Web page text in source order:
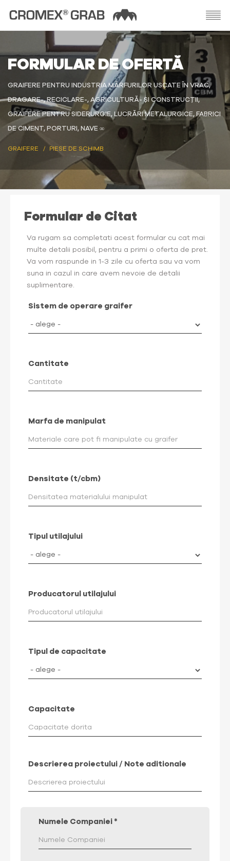
FORMULAR DE OFERTĂ
GRAIFERE PENTRU INDUSTRIA MĂRFURILOR USCATE ÎN VRAC,
DRAGARE-, RECICLARE-, AGRICULTURĂ- ȘI CONSTRUCȚII,
GRAIFERE PENTRU SIDERURGIE, LUCRĂRI METALURGICE, FABRICI
DE CIMENT, PORTURI, NAVE ∞
GRAIFERE PIESE DE SCHIMB
Formular de Citat
Va rugam sa completati acest formular cu cat mai
multe detalii posibil, pentru a primi o oferta de pret.
Va vom raspunde in 1-3 zile cu oferta sau va vom
suna in cazul in care avem nevoie de detalii
suplimentare.
Sistem de operare graifer
Cantitate
Marfa de manipulat
Densitate (t/cbm)
Tipul utilajului
Producatorul utilajului
Tipul de capacitate
Capacitate
Descrierea proiectului / Note aditionale
Numele Companiei *